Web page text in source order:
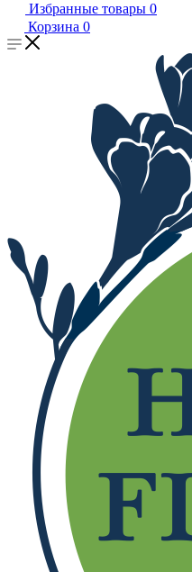
Избранные товары 0
Корзина 0